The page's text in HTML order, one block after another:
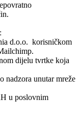
d.o.o. korisničkom
dijelu tvrtke koja
nadzora unutar mreže
u poslovnim